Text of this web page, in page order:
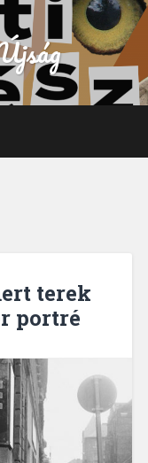
terek
portré